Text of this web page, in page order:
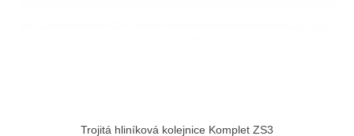
Trojitá hliníková kolejnice Komplet ZS3